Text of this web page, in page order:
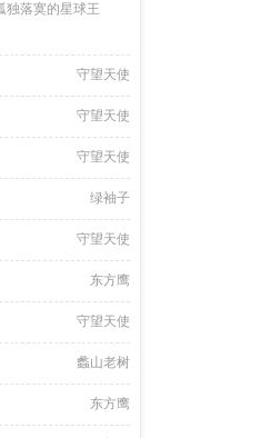
独落寞的星球王
守望天使
守望天使
守望天使
绿袖子
守望天使
东方鹰
守望天使
蠡山老树
东方鹰